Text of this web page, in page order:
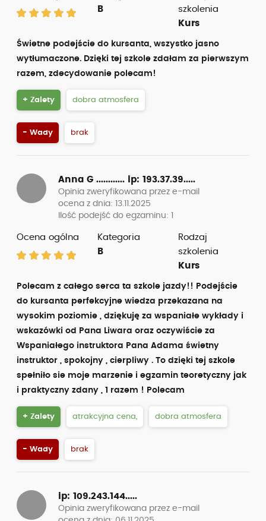
B
szkolenia
Kurs
Świetne podejście do kursanta, wszystko jasno
wytłumaczone. Dzięki tej szkole zdałam za pierwszym
razem, zdecydowanie polecam!
+ Zalety dobra atmosfera
- Wady brak
Anna G ............ ip: 193.37.39.....
Opinia zweryfikowana przez e-mail
ocena z dnia: 13.11.2025
Ilość podejść do egzaminu: 1
Ocena ogólna
Kategoria
B
Rodzaj
szkolenia
Kurs
Polecam z całego serca ta szkole jazdy!! Podejście
do kursanta perfekcyjne wiedza przekazana na
wysokim poziomie , dziękuję za wspaniałe wykłady i
wskazówki od Pana Liwara oraz oczywiście za
Wspaniałego instruktora Pana Adama świetny
instruktor , spokojny , cierpliwy . To dzięki tej szkole
spełniło sie moje marzenie i egzamin teoretyczny jak
i praktyczny zdany , 1 razem ! Polecam
+ Zalety atrakcyjna cena, dobra atmosfera
- Wady brak
ip: 109.243.144.....
Opinia zweryfikowana przez e-mail